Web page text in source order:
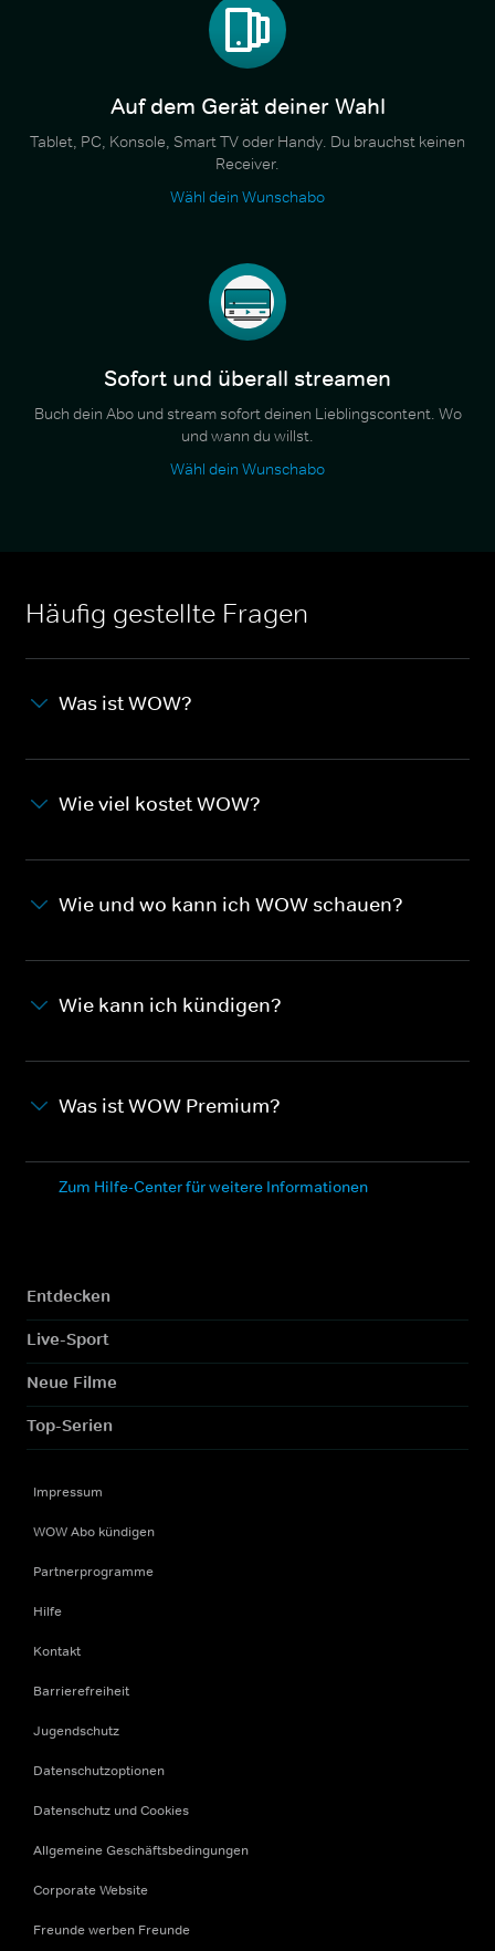
Auf dem Gerät deiner Wahl
Tablet, PC, Konsole, Smart TV oder Handy. Du brauchst keinen
Receiver.
Wähl dein Wunschabo
Sofort und überall streamen
Buch dein Abo und stream sofort deinen Lieblingscontent. Wo
und wann du willst.
Wähl dein Wunschabo
Häufig gestellte Fragen
Was ist WOW?
Wie viel kostet WOW?
Wie und wo kann ich WOW schauen?
Wie kann ich kündigen?
Was ist WOW Premium?
Zum Hilfe-Center für weitere Informationen
Entdecken
Live-Sport
Neue Filme
Top-Serien
Impressum
WOW Abo kündigen
Partnerprogramme
Hilfe
Kontakt
Barrierefreiheit
Jugendschutz
Datenschutzoptionen
Datenschutz und Cookies
Allgemeine Geschäftsbedingungen
Corporate Website
Freunde werben Freunde